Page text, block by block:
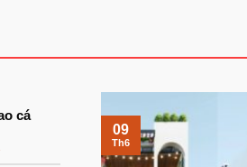
cá
09
Th6